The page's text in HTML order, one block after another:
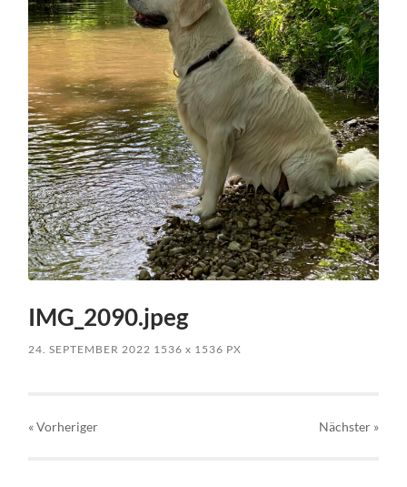
IMG_2090.jpeg
24. SEPTEMBER 2022 1536x 1536 PX
« Vorheriger Nächster »